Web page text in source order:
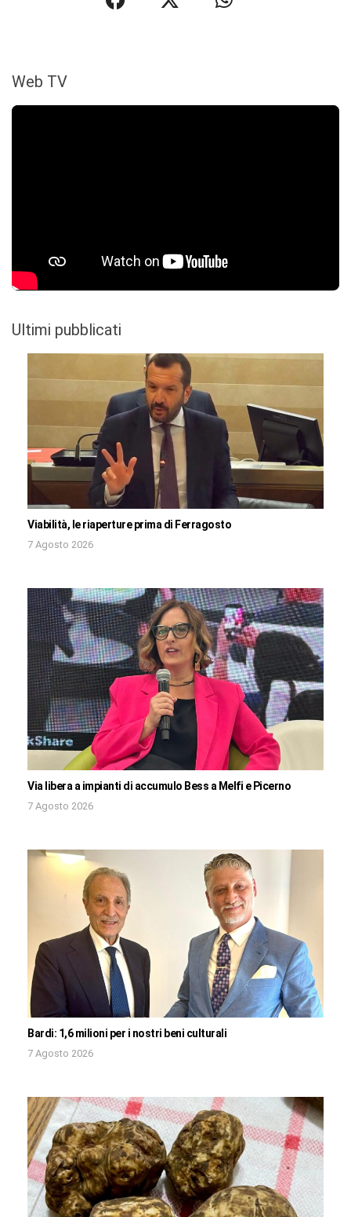
Web TV
Ultimi pubblicati
Viabilità, le riaperture prima di Ferragosto
7 Agosto 2026
Via libera a impianti di accumulo Bess a Melfi e Picerno
7 Agosto 2026
Bardi: 1,6 milioni per i nostri beni culturali
7 Agosto 2026